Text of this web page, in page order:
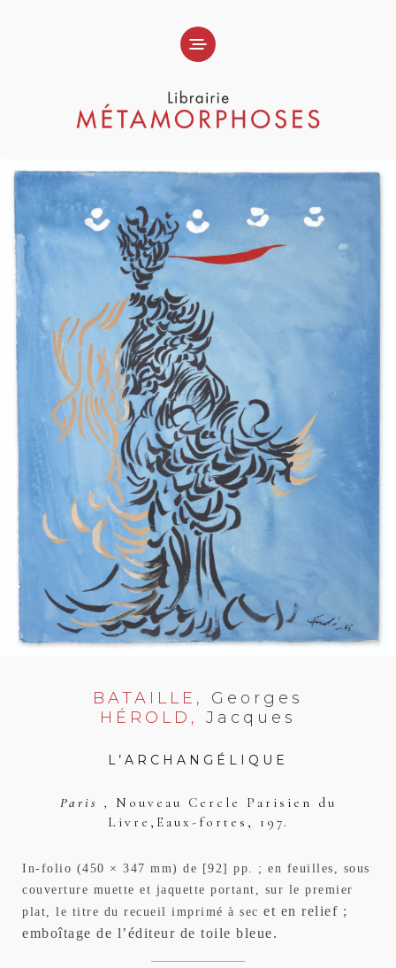
BATAILLE, Georges
HÉROLD, Jacques
L’ARCHANGÉLIQUE
Paris ,
Nouveau Cercle Parisien du
Livre, Eaux-fortes, 197.
In-folio (450 × 347 mm) de [92] pp. ; en feuilles, sous
couverture muette et jaquette portant, sur le premier
plat, le titre du recueil imprimé à sec et en relief ;
emboîtage de l’éditeur de toile bleue.